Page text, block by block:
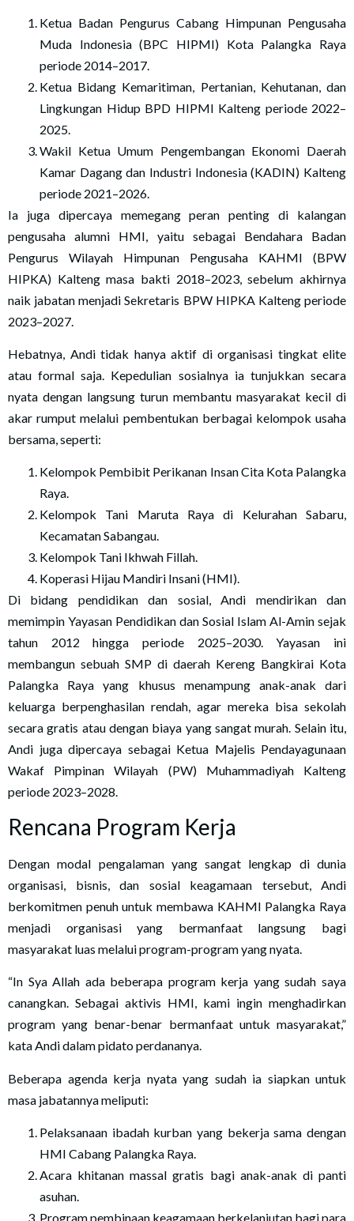
Ketua Badan Pengurus Cabang Himpunan Pengusaha
Muda Indonesia (BPC HIPMI) Kota Palangka Raya
periode 2014–2017.
Ketua Bidang Kemaritiman, Pertanian, Kehutanan, dan
Lingkungan Hidup BPD HIPMI Kalteng periode 2022–
2025.
Wakil Ketua Umum Pengembangan Ekonomi Daerah
Kamar Dagang dan Industri Indonesia (KADIN) Kalteng
periode 2021–2026.
Ia juga dipercaya memegang peran penting di kalangan
pengusaha alumni HMI, yaitu sebagai Bendahara Badan
Pengurus Wilayah Himpunan Pengusaha KAHMI (BPW
HIPKA) Kalteng masa bakti 2018–2023, sebelum akhirnya
naik jabatan menjadi Sekretaris BPW HIPKA Kalteng periode
2023–2027.
Hebatnya, Andi tidak hanya aktif di organisasi tingkat elite
atau formal saja. Kepedulian sosialnya ia tunjukkan secara
nyata dengan langsung turun membantu masyarakat kecil di
akar rumput melalui pembentukan berbagai kelompok usaha
bersama, seperti:
Kelompok Pembibit Perikanan Insan Cita Kota Palangka
Raya.
Kelompok Tani Maruta Raya di Kelurahan Sabaru,
Kecamatan Sabangau.
Kelompok Tani Ikhwah Fillah.
Koperasi Hijau Mandiri Insani (HMI).
Di bidang pendidikan dan sosial, Andi mendirikan dan
memimpin Yayasan Pendidikan dan Sosial Islam Al-Amin sejak
tahun 2012 hingga periode 2025–2030. Yayasan ini
membangun sebuah SMP di daerah Kereng Bangkirai Kota
Palangka Raya yang khusus menampung anak-anak dari
keluarga berpenghasilan rendah, agar mereka bisa sekolah
secara gratis atau dengan biaya yang sangat murah. Selain itu,
Andi juga dipercaya sebagai Ketua Majelis Pendayagunaan
Wakaf Pimpinan Wilayah (PW) Muhammadiyah Kalteng
periode 2023–2028.
Rencana Program Kerja
Dengan modal pengalaman yang sangat lengkap di dunia
organisasi, bisnis, dan sosial keagamaan tersebut, Andi
berkomitmen penuh untuk membawa KAHMI Palangka Raya
menjadi organisasi yang bermanfaat langsung bagi
masyarakat luas melalui program-program yang nyata.
“In Sya Allah ada beberapa program kerja yang sudah saya
canangkan. Sebagai aktivis HMI, kami ingin menghadirkan
program yang benar-benar bermanfaat untuk masyarakat,”
kata Andi dalam pidato perdananya.
Beberapa agenda kerja nyata yang sudah ia siapkan untuk
masa jabatannya meliputi:
Pelaksanaan ibadah kurban yang bekerja sama dengan
HMI Cabang Palangka Raya.
Acara khitanan massal gratis bagi anak-anak di panti
asuhan.
Program pembinaan keagamaan berkelanjutan bagi para